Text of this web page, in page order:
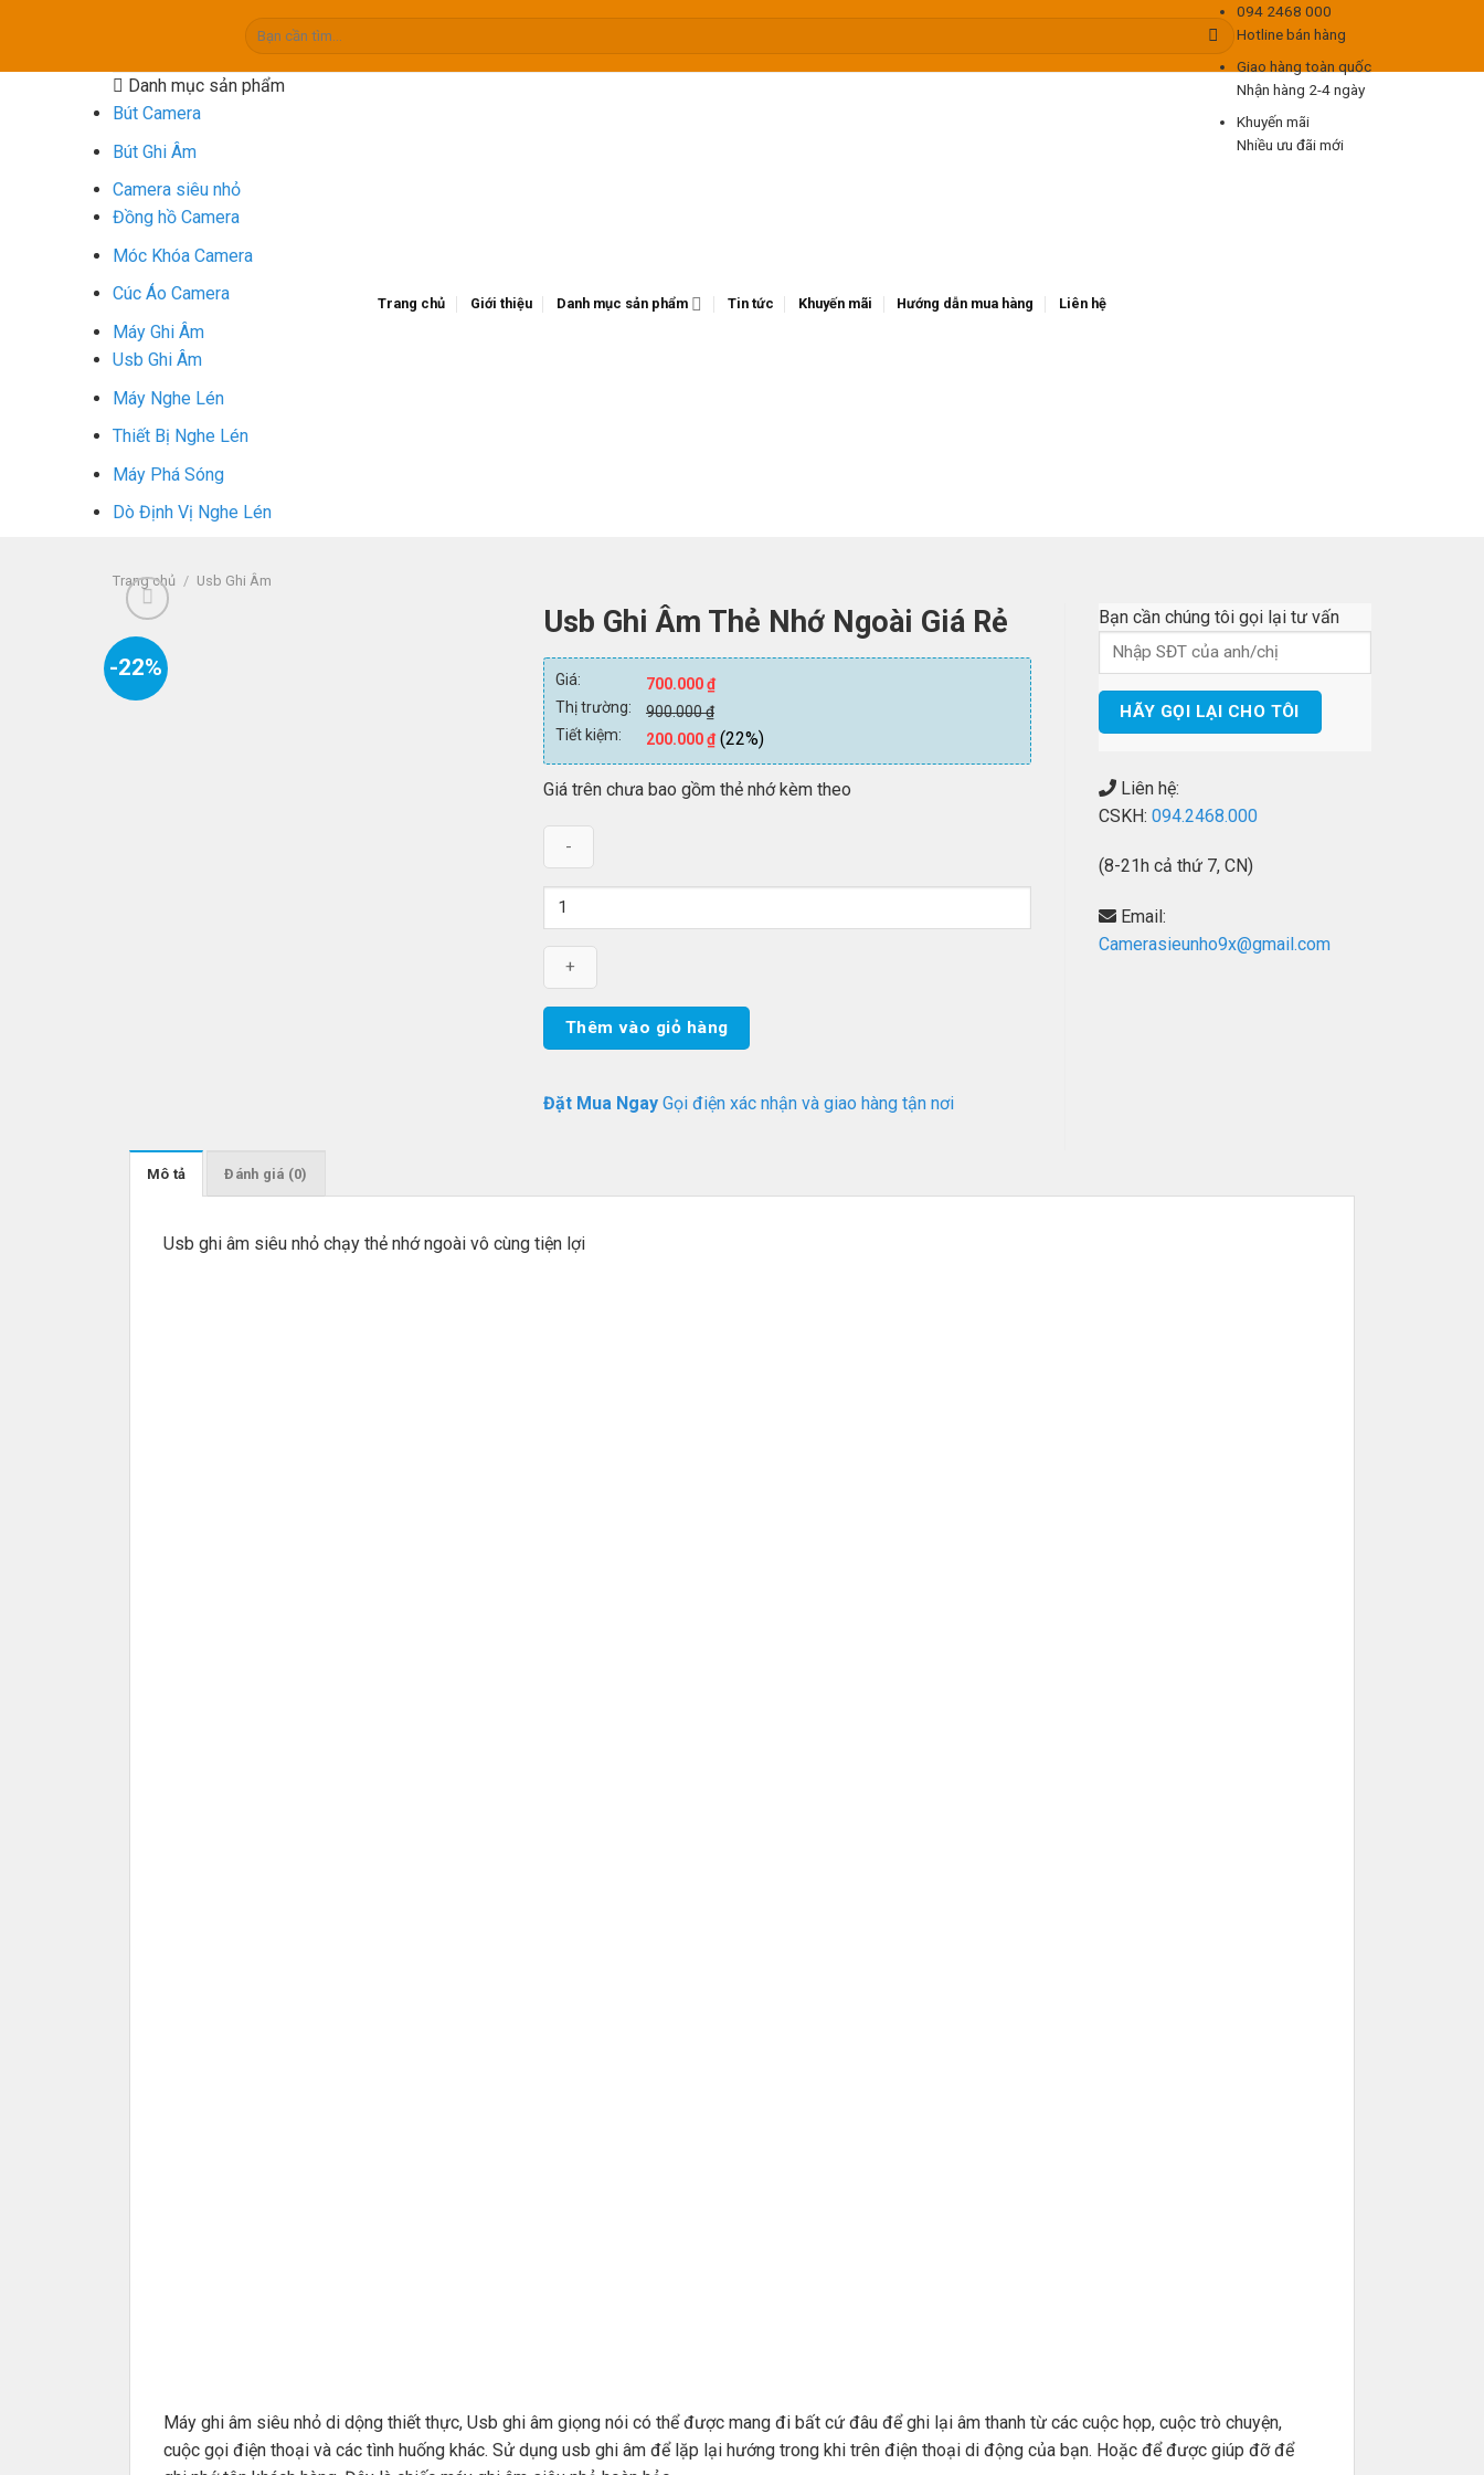
content
Tìm
kiếm:
094 2468 000
Hotline bán hàng
Giao hàng toàn quốc
Nhận hàng 2-4 ngày
Khuyến mãi
Nhiều ưu đãi mới
Danh mục sản phẩm
Bút Camera
Bút Ghi Âm
Camera siêu nhỏ
Đồng hồ Camera
Móc Khóa Camera
Cúc Áo Camera
Máy Ghi Âm
Usb Ghi Âm
Máy Nghe Lén
Thiết Bị Nghe Lén
Máy Phá Sóng
Dò Định Vị Nghe Lén
Trang chủ Giới thiệu Danh mục sản phẩm Tin tức Khuyến mãi Hướng dẫn mua hàng Liên hệ
Trang chủ / Usb Ghi Âm
-22%
Usb Ghi Âm Thẻ Nhớ Ngoài Giá Rẻ
Giá: 700.000₫
Thị trường:
900.000₫
Tiết kiệm:
200.000₫(22%)
Giá trên chưa bao gồm thẻ nhớ kèm theo
Số
lượng
Thêm vào giỏ hàng
Đặt Mua Ngay Gọi điện xác nhận và giao hàng tận nơi
Bạn cần chúng tôi gọi lại tư vấn
Liên hệ:
CSKH: 094.2468.000
(8-21h cả thứ 7, CN)
Email:
Camerasieunho9x@gmail.com
Mô tả Đánh giá (0)
Usb ghi âm siêu nhỏ chạy thẻ nhớ ngoài vô cùng tiện lợi
Máy ghi âm siêu nhỏ di dộng thiết thực, Usb ghi âm giọng nói có thể được mang đi bất cứ đâu để ghi lại âm thanh từ các cuộc họp, cuộc trò chuyện,
cuộc gọi điện thoại và các tình huống khác. Sử dụng usb ghi âm để lặp lại hướng trong khi trên điện thoại di động của bạn. Hoặc để được giúp đỡ để